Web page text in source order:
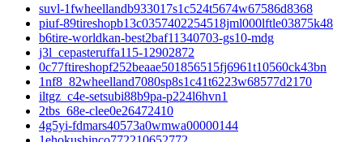
suvl-1fwheellandb933017s1c524t5674w67586d8368
piuf-89tireshopb13c0357402254518jml000lftle03875k48
b6tire-worldkan-best2baf11340703-gs10-mdg
j3l_cepasteruffa115-12902872
0c77ftireshopf252beaae501856515fj6961t10560ck43bn
1nf8_82wheelland7080sp8s1c41t6223w68577d2170
iltgz_c4e-setsubi88b9pa-p224l6hvn1
2tbs_68e-clee0e26472410
4g5yi-fdmars40573a0wmwa00000144